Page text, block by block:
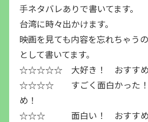
手ネタバレありで書いてます。
台湾に時々出かけます。
映画を見ても内容を忘れちゃう
として書いてます。
☆☆☆☆☆ 大好き！ おすすめ
☆☆☆☆ すごく面白かった
め！
☆☆☆ 面白い！ おすすめ